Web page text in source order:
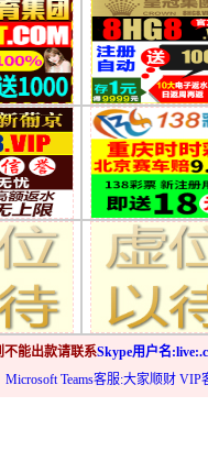
不能出款请联系Skype用户名
Microsoft Teams客服:大家顺财 VIP